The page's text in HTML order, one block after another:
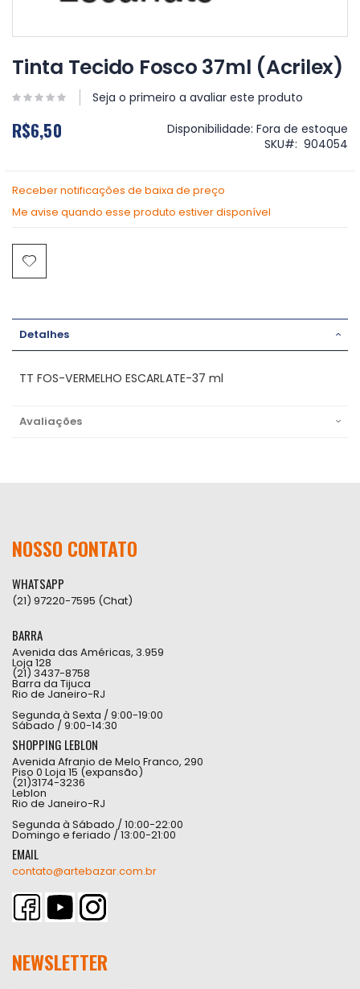
para
o
da
de
Tinta Tecido Fosco 37ml (Acrilex)
Seja o primeiro a avaliar este produto
R$6,50 Disponibilidade: Fora de estoque
SKU
904054
Receber notificações de baixa de preço
Me avise quando esse produto estiver disponível
Detalhes
TT FOS-VERMELHO ESCARLATE-37 ml
Avaliações
NOSSO CONTATO
WHATSAPP
(21) 97220-7595 (Chat)
BARRA
Avenida das Américas, 3.959
Loja 128
(21) 3437-8758
Barra da Tijuca
Rio de Janeiro-RJ
Segunda à Sexta / 9:00-19:00
Sábado / 9:00-14:30
SHOPPING LEBLON
Avenida Afranio de Melo Franco, 290
Piso 0 Loja 15 (expansão)
(21)3174-3236
Leblon
Rio de Janeiro-RJ
Segunda à Sábado / 10:00-22:00
Domingo e feriado / 13:00-21:00
EMAIL
contato@artebazar.com.br
NEWSLETTER